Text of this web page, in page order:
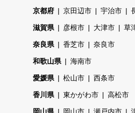
京都府 京田辺市 宇治市
滋賀県 彦根市 大津市 草
奈良県 香芝市 奈良市
和歌山県 海南市
愛媛県 松山市 西条市
香川県 東かがわ市 高松市
岡山県 岡山市 瀬戸内市